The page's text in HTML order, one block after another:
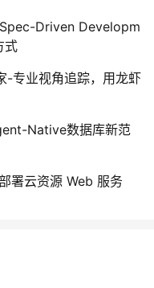
Driven Developm
式
-专业视角追踪，用龙虾
Native数据库新范
署云资源 Web 服务